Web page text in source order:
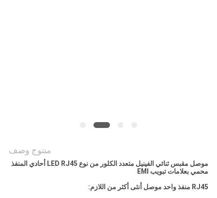
منتوج وصف
موصل مقبس ثنائي الفينيل متعدد الكلور من نوع LED RJ45 أحادي المنفذ
محمي بعلامات تبويب EMI
RJ45 منفذ واحد موصل أنثى أكثر من اللازم: